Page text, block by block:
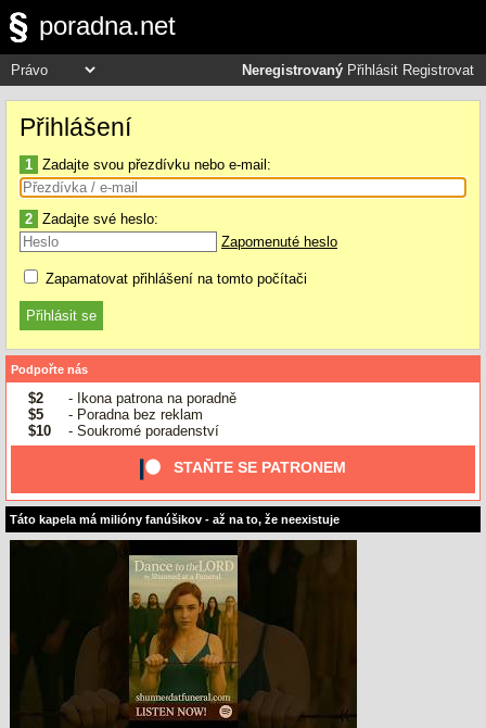
poradna.net
Neregistrovaný Přihlásit Registrovat
Přihlášení
1 Zadajte svou přezdívku nebo e-mail:
2 Zadajte své heslo:
Zapomenuté heslo
Zapamatovat přihlášení na tomto počítači
Podpořte nás
$2
- Ikona patrona na poradně
$5
- Poradna bez reklam
$10
- Soukromé poradenství
STAŇTE SE PATRONEM
Táto kapela má milióny fanúšikov - až na to, že neexistuje